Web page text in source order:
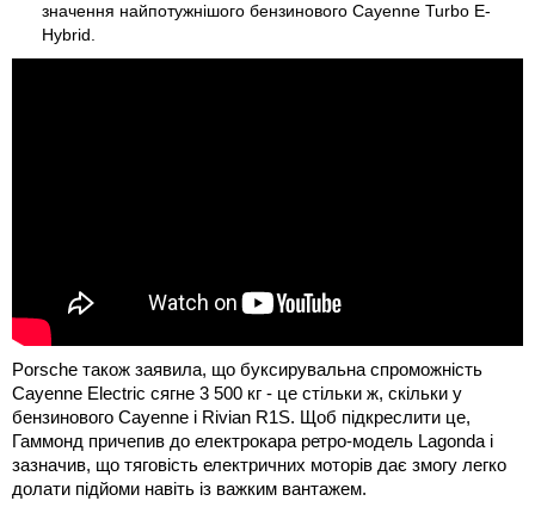
значення найпотужнішого бензинового Cayenne Turbo E-
Hybrid.
Porsche також заявила, що буксирувальна спроможність
Cayenne Electric сягне 3 500 кг - це стільки ж, скільки у
бензинового Cayenne і Rivian R1S. Щоб підкреслити це,
Гаммонд причепив до електрокара ретро-модель Lagonda і
зазначив, що тяговість електричних моторів дає змогу легко
долати підйоми навіть із важким вантажем.